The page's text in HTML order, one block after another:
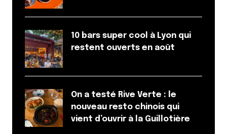
10 bars super cool à Lyon qui
restent ouverts en août
On a testé Rive Verte : le
nouveau resto chinois qui
vient d’ouvrir à la Guillotière